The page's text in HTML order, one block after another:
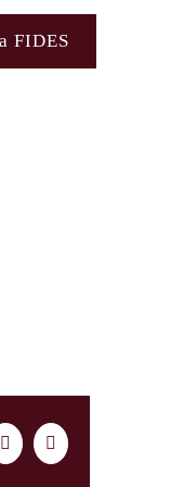
FIDES
WhatsAppCorreo
electrónico